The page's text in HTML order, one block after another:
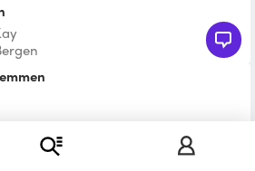
Kay